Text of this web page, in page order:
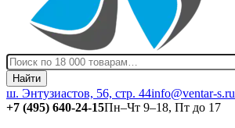
Найти
ш. Энтузиастов, 56, стр. 44info@ventar-s.ru
+7 (495) 640-24-15Пн–Чт 9–18, Пт до 17